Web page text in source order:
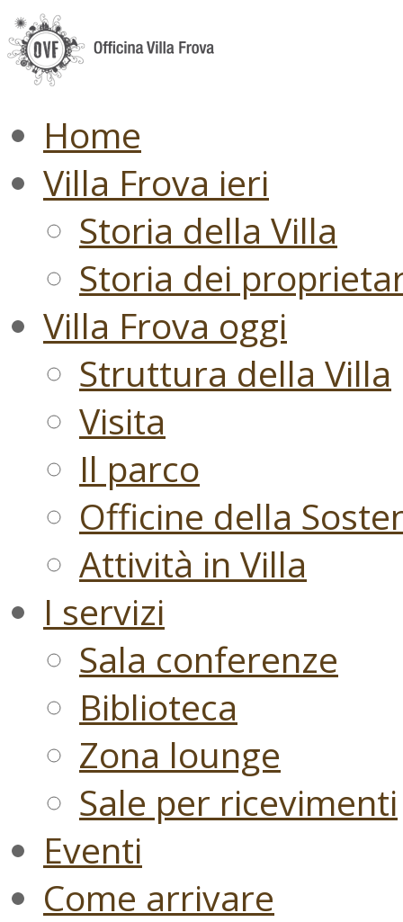
Home
Villa Frova ieri
Storia della Villa
Storia dei
Villa Frova oggi
Struttura della Villa
Visita
Il parco
Officine della
Attività in Villa
I servizi
Sala conferenze
Biblioteca
Zona lounge
Sale per ricevimenti
Eventi
Come arrivare